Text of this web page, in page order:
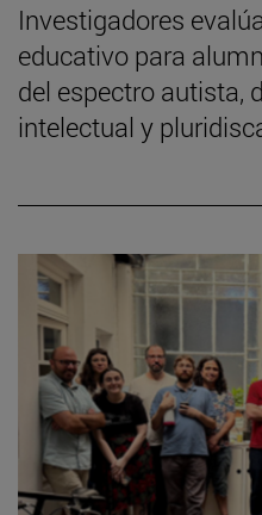
Investigadores
educativo para
del espectro autista,
intelectual y